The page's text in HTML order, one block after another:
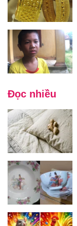
Đọc nhiều